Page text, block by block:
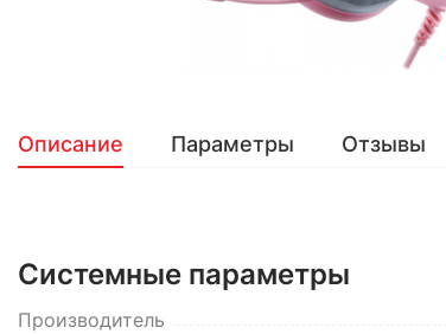
Описание Параметры Отзывы
Системные параметры
Производитель